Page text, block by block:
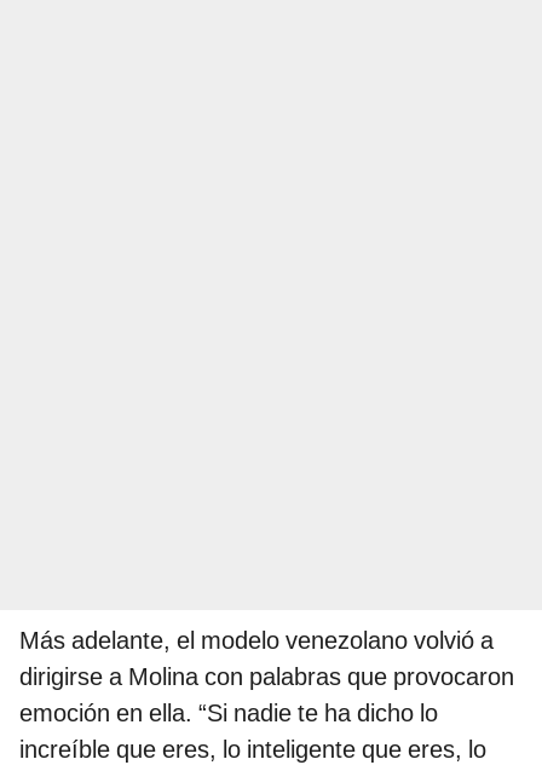
Más adelante, el modelo venezolano volvió a
dirigirse a Molina con palabras que provocaron
emoción en ella. “Si nadie te ha dicho lo
increíble que eres, lo inteligente que eres, lo